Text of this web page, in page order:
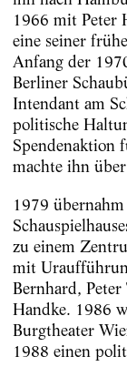
1966 mit Peter
eine seiner
Anfang der
Berliner
Intendant am
politische
Spendenaktion
machte ihn
1979
zu einem
mit
Bernhard,
Handke. 1986
Burgtheater
1988 einen